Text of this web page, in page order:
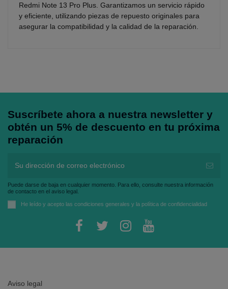
Redmi Note 13 Pro Plus. Garantizamos un servicio rápido
y eficiente, utilizando piezas de repuesto originales para
asegurar la compatibilidad y la calidad de la reparación.
Suscríbete ahora a nuestra newsletter y
obtén un 5% de descuento en tu próxima
reparación
Puede darse de baja en cualquier momento. Para ello, consulte nuestra información
de contacto en el aviso legal.
He leído y acepto las condiciones generales y la política de confidencialidad
Aviso legal